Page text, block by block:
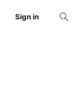
Sign in